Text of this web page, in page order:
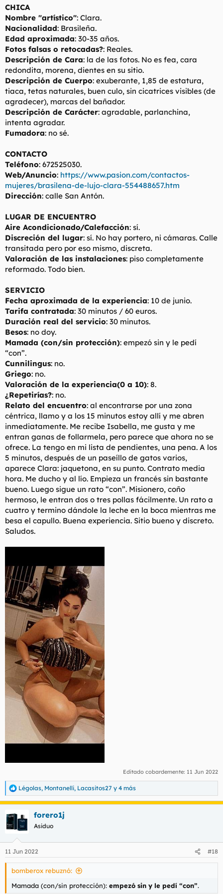
CHICA
Nombre "artístico": Clara.
Nacionalidad: Brasileña.
Edad aproximada: 30-35 años.
Fotos falsas o retocadas?: Reales.
Descripción de Cara: la de las fotos. No es fea, cara
redondita, morena, dientes en su sitio.
Descripción de Cuerpo: exuberante, 1,85 de estatura,
tiaca, tetas naturales, buen culo, sin cicatrices visibles (de
agradecer), marcas del bañador.
Descripción de Carácter: agradable, parlanchina,
intenta agradar.
Fumadora: no sé.
CONTACTO
Teléfono: 672525030.
Web/Anuncio: https://www.pasion.com/contactos-
mujeres/brasilena-de-lujo-clara-554488657.htm
Dirección: calle San Antón.
LUGAR DE ENCUENTRO
Aire Acondicionado/Calefacción: sí.
Discreción del lugar: sí. No hay portero, ni cámaras. Calle
transitada pero por eso mismo, discreta.
Valoración de las instalaciones: piso completamente
reformado. Todo bien.
SERVICIO
Fecha aproximada de la experiencia: 10 de junio.
Tarifa contratada: 30 minutos / 60 euros.
Duración real del servicio: 30 minutos.
Besos: no doy.
Mamada (con/sin protección): empezó sin y le pedí
“con”.
Cunnilingus: no.
Griego: no.
Valoración de la experiencia(0 a 10): 8.
¿Repetirías?: no.
Relato del encuentro: al encontrarse por una zona
céntrica, llamo y a los 15 minutos estoy allí y me abren
inmediatamente. Me recibe Isabella, me gusta y me
entran ganas de follarmela, pero parece que ahora no se
ofrece. La tengo en mi lista de pendientes, una pena. A los
5 minutos, después de un paseíllo de gatos varios,
aparece Clara: jaquetona, en su punto. Contrato media
hora. Me ducho y al lío. Empieza un francés sin bastante
bueno. Luego sigue un rato “con”. Misionero, coño
hermoso, le entran dos o tres pollas fácilmente. Un rato a
cuatro y termino dándole la leche en la boca mientras me
besa el capullo. Buena experiencia. Sitio bueno y discreto.
Saludos.
Editado cobardemente: 11 Jun 2022
R
e
a
c
c
i
e
s
Légolas, Montanelli, Lacasitos27 y 4 más
forero1j
Asiduo
11 Jun 2022 #18
bomberox rebuznó:
Mamada (con/sin protección): empezó sin y le pedí “con”.